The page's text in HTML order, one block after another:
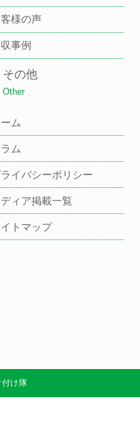
様の声
事例
その他
Other
ム
ム
イバシーポリシー
ディア掲載一覧
トマップ
け隊